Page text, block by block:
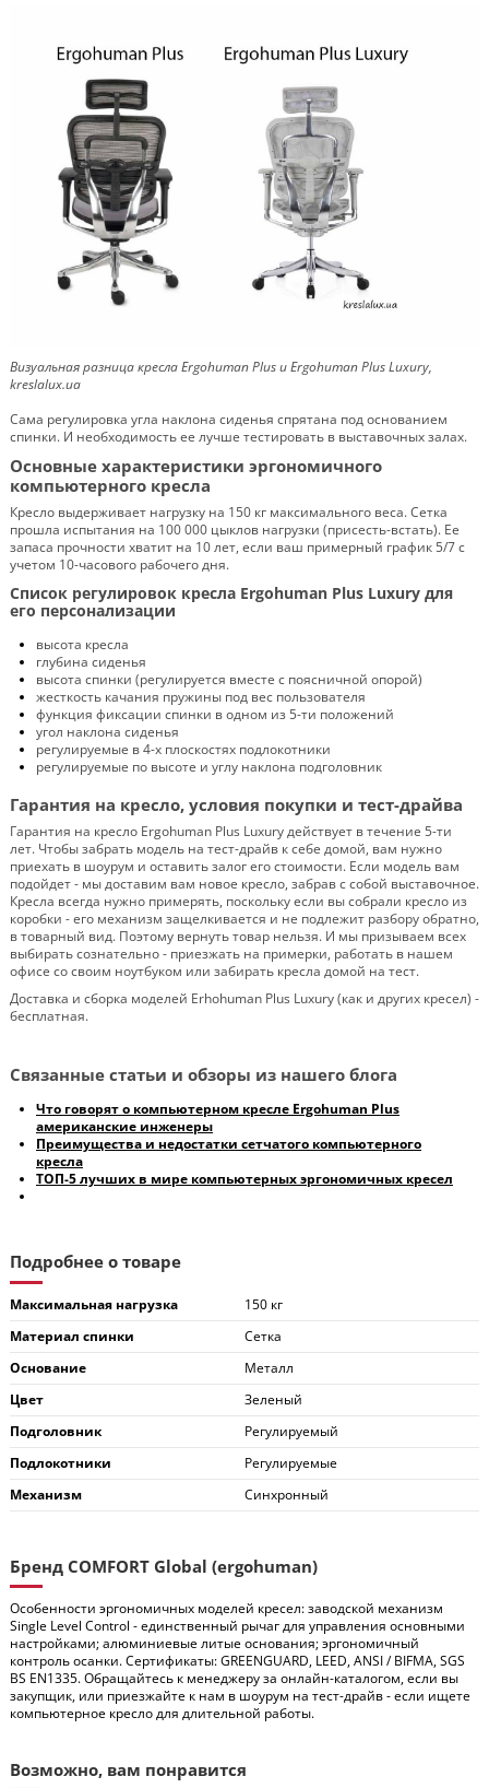
Визуальная разница кресла Ergohuman Plus и Ergohuman Plus Luxury,
kreslalux.ua
Сама регулировка угла наклона сиденья спрятана под основанием
спинки. И необходимость ее лучше тестировать в выставочных залах.
Основные характеристики эргономичного
компьютерного кресла
Кресло выдерживает нагрузку на 150 кг максимального веса. Сетка
прошла испытания на 100 000 цыклов нагрузки (присесть-встать). Ее
запаса прочности хватит на 10 лет, если ваш примерный график 5/7 с
учетом 10-часового рабочего дня.
Список регулировок кресла Ergohuman Plus Luxury для
его персонализации
высота кресла
глубина сиденья
высота спинки (регулируется вместе с поясничной опорой)
жесткость качания пружины под вес пользователя
функция фиксации спинки в одном из 5-ти положений
угол наклона сиденья
регулируемые в 4-х плоскостях подлокотники
регулируемые по высоте и углу наклона подголовник
Гарантия на кресло, условия покупки и тест-драйва
Гарантия на кресло Ergohuman Plus Luxury действует в течение 5-ти
лет. Чтобы забрать модель на тест-драйв к себе домой, вам нужно
приехать в шоурум и оставить залог его стоимости. Если модель вам
подойдет - мы доставим вам новое кресло, забрав с собой выставочное.
Кресла всегда нужно примерять, поскольку если вы собрали кресло из
коробки - его механизм защелкивается и не подлежит разбору обратно,
в товарный вид. Поэтому вернуть товар нельзя. И мы призываем всех
выбирать сознательно - приезжать на примерки, работать в нашем
офисе со своим ноутбуком или забирать кресла домой на тест.
Доставка и сборка моделей Erhohuman Plus Luxury (как и других кресел) -
бесплатная.
Связанные статьи и обзоры из нашего блога
Что говорят о компьютерном кресле Ergohuman Plus
американские инженеры
Преимущества и недостатки сетчатого компьютерного
кресла
ТОП-5 лучших в мире компьютерных эргономичных кресел
Подробнее о товаре
Максимальная нагрузка
150 кг
Материал спинки
Сетка
Основание
Металл
Цвет
Зеленый
Подголовник
Регулируемый
Подлокотники
Регулируемые
Механизм
Синхронный
Бренд COMFORT Global (ergohuman)
Особенности эргономичных моделей кресел: заводской механизм
Single Level Control - единственный рычаг для управления основными
настройками; алюминиевые литые основания; эргономичный
контроль осанки. Сертификаты: GREENGUARD, LEED, ANSI / BIFMA, SGS
BS EN1335. Обращайтесь к менеджеру за онлайн-каталогом, если вы
закупщик, или приезжайте к нам в шоурум на тест-драйв - если ищете
компьютерное кресло для длительной работы.
Возможно, вам понравится